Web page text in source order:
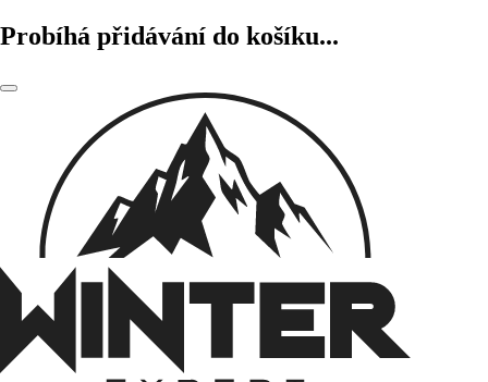
Probíhá přidávání do košíku...